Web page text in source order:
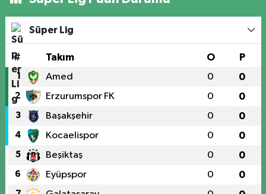
Süper Lig
# Takım O P
1 Amed 0 0
2 Erzurumspor FK 0 0
3 Başakşehir 0 0
4 Kocaelispor 0 0
5 Beşiktaş 0 0
6 Eyüpspor 0 0